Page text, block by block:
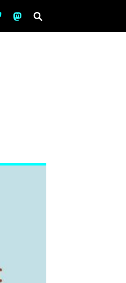
bsky ms